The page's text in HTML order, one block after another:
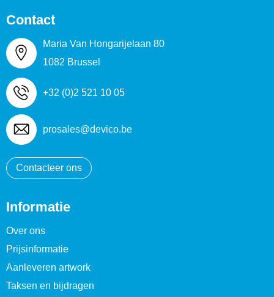
Contact
Maria Van Hongarijelaan 80
1082 Brussel
+32 (0)2 521 10 05
prosales@devico.be
Contacteer ons
Informatie
Over ons
Prijsinformatie
Aanleveren artwork
Taksen en bijdragen